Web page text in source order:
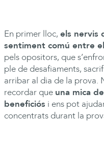
En primer lloc, els nervis
sentiment comú entre
pels opositors, que
ple de desafiaments,
arribar al dia de la prova.
recordar que una mica
beneficiós i ens pot
concentrats durant la